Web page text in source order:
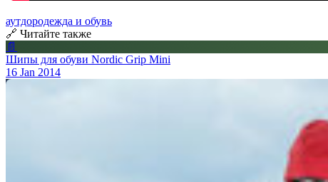
аутдородежда и обувь
🔗 Читайте также
📄
Шипы для обуви Nordic Grip Mini
16 Jan 2014